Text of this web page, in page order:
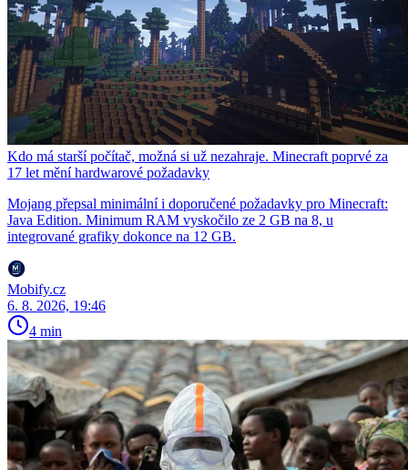
Kdo má starší počítač, možná si už nezahraje. Minecraft poprvé za
17 let mění hardwarové požadavky
Mojang přepsal minimální i doporučené požadavky pro Minecraft:
Java Edition. Minimum RAM vyskočilo ze 2 GB na 8, u
integrované grafiky dokonce na 12 GB.
Mobify.cz
6. 8. 2026, 19:46
4 min